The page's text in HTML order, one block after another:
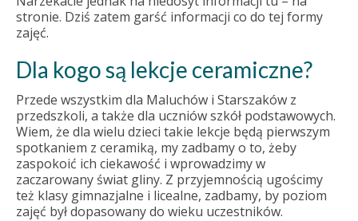
stronie. Dziś zatem garść informacji co do tej formy
zajęć.
Dla kogo są lekcje ceramiczne?
Przede wszystkim dla Maluchów i Starszaków z
przedszkoli, a także dla uczniów szkół podstawowych.
Wiem, że dla wielu dzieci takie lekcje będą pierwszym
spotkaniem z ceramiką, my zadbamy o to, żeby
zaspokoić ich ciekawość i wprowadzimy w
zaczarowany świat gliny. Z przyjemnością ugościmy
też klasy gimnazjalne i licealne, zadbamy, by poziom
zajęć był dopasowany do wieku uczestników.